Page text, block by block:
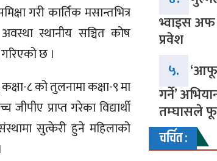
गरी कार्तिक मसान्तभित्र
स्थानीय सञ्चित कोष
छ ।
८ को तुलनामा कक्षा-९ मा
प्राप्त गरेका विद्यार्थी
सुत्केरी हुने महिलाको
भ्वाइस
प्रवेश
५.
गर्ने’
तम्घासले
चर्चित :